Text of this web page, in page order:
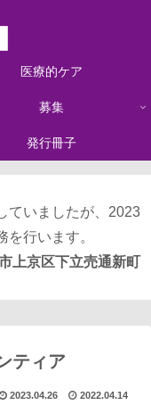
医療的ケア
募集
発行冊子
ていましたが、2023
行います。
上京区下立売通新町
ティア
2023.04.26 2022.04.14